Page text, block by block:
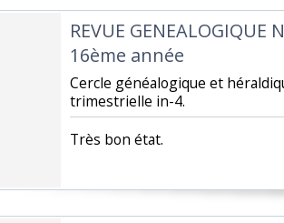
‎REVUE GENEALOGIQUE
16ème année‎
‎Cercle généalogique et
trimestrielle in-4.‎
‎Très bon état.‎